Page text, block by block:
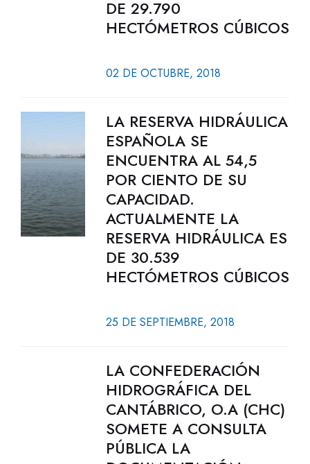
DE 29.790
HECTÓMETROS CÚBICOS
02 DE OCTUBRE, 2018
LA RESERVA HIDRÁULICA
ESPAÑOLA SE
ENCUENTRA AL 54,5
POR CIENTO DE SU
CAPACIDAD.
ACTUALMENTE LA
RESERVA HIDRÁULICA ES
DE 30.539
HECTÓMETROS CÚBICOS
25 DE SEPTIEMBRE, 2018
LA CONFEDERACIÓN
HIDROGRÁFICA DEL
CANTÁBRICO, O.A (CHC)
SOMETE A CONSULTA
PÚBLICA LA